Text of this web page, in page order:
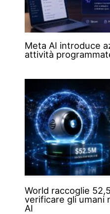
Meta AI introduce
attività
World raccoglie
verificare gli umani
AI